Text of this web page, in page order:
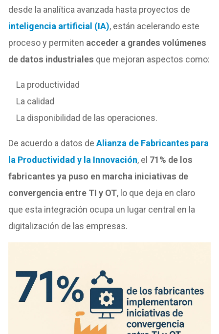
desde la analítica avanzada hasta proyectos de
inteligencia artificial (IA), están acelerando este
proceso y permiten acceder a grandes volúmenes
de datos industriales que mejoran aspectos como:
La productividad
La calidad
La disponibilidad de las operaciones.
De acuerdo a datos deAlianza de Fabricantes para
la Productividad y la Innovación, el 71% de los
fabricantes ya puso en marcha iniciativas de
convergencia entre TI y OT, lo que deja en claro
que esta integración ocupa un lugar central en la
digitalización de las empresas.